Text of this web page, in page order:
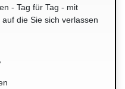
- Tag für Tag - mit
die Sie sich verlassen